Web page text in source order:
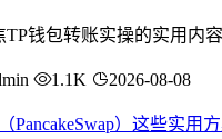
TP钱包转账实操的实用
1.1K 2026-08-08